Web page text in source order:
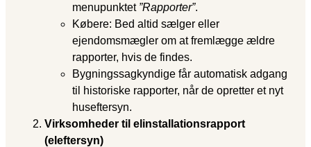
menupunktet ”Rapporter”.
Købere: Bed altid sælger eller
ejendomsmægler om at fremlægge ældre
rapporter, hvis de findes.
Bygningssagkyndige får automatisk adgang
til historiske rapporter, når de opretter et nyt
huseftersyn.
Virksomheder til elinstallationsrapport
(eleftersyn)